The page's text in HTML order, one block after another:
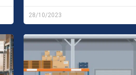
28/10/2023